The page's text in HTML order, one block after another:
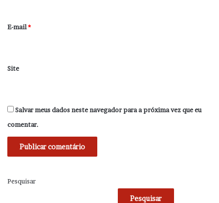
*
E-mail*
Site
Salvar meus dados neste navegador para a próxima vez que eu
comentar.
Pesquisar
Pesquisar